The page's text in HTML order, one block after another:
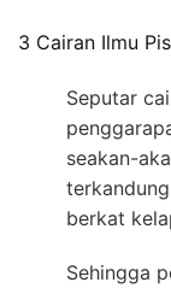
3 Cairan Ilmu
Seputar
seakan-
berkat
Sehingga